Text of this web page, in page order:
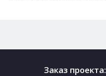
Заказ проекта: